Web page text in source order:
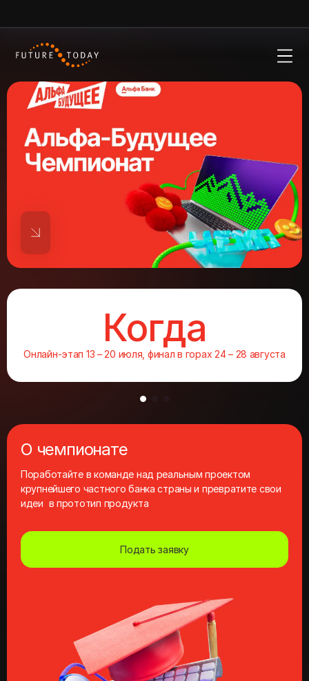
Стажировки в Альфа-БанкеМагистратуры Альфа-Банка с
Когда
Онлайн‑этап 13 – 20 июля, финал в горах 24 – 28 августа
О чемпионате
Поработайте в команде над реальным проектом
крупнейшего частного банка страны и превратите свои
идеи в прототип продукта
Подать заявку